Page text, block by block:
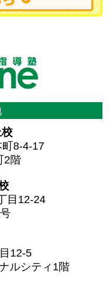
校
8-4-17
2階
目12-24
12-5
ルシティ1階